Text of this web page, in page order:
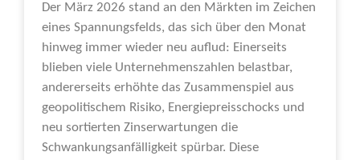
Der März 2026 stand an den Märkten im Zeichen
eines Spannungsfelds, das sich über den Monat
hinweg immer wieder neu auflud: Einerseits
blieben viele Unternehmenszahlen belastbar,
andererseits erhöhte das Zusammenspiel aus
geopolitischem Risiko, Energiepreisschocks und
neu sortierten Zinserwartungen die
Schwankungsanfälligkeit spürbar. Diese